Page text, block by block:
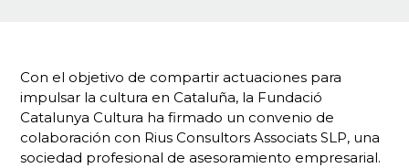
Con el objetivo de compartir actuaciones para
impulsar la cultura en Cataluña, la Fundació
Catalunya Cultura ha firmado un convenio de
colaboración con Rius Consultors Associats SLP, una
sociedad profesional de asesoramiento empresarial.